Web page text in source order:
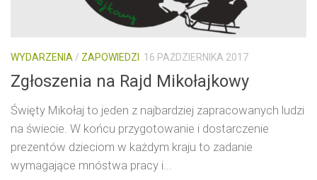
WYDARZENIA/ ZAPOWIEDZI 16 PAŹDZIERNIKA 2017
Zgłoszenia na Rajd Mikołajkowy
Święty Mikołaj to jeden z najbardziej zapracowanych ludzi
na świecie. W końcu przygotowanie i dostarczenie
prezentów dzieciom w każdym kraju to zadanie
wymagające mnóstwa pracy i...